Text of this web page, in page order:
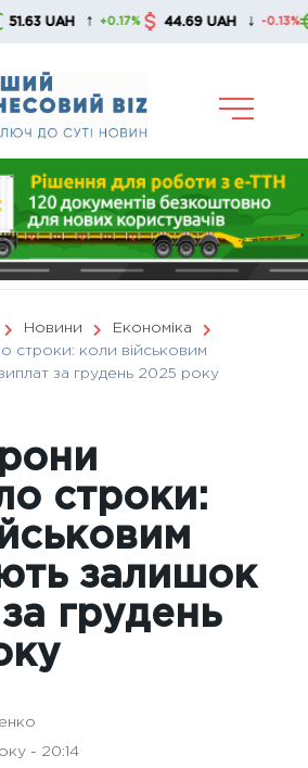
UAH ↑ +0.17% 44.69 UAH ↓ -0.13%
Новини
Економіка
строки: коли військовим
за грудень 2025 року
строки:
залишок
грудень
- 20:14